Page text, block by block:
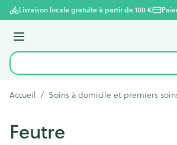
Aller au contenu
Livraison locale gratuite à partir de 100 €
Menu
Rechercher
Accueil / Soins à domicile et premiers
Feutre